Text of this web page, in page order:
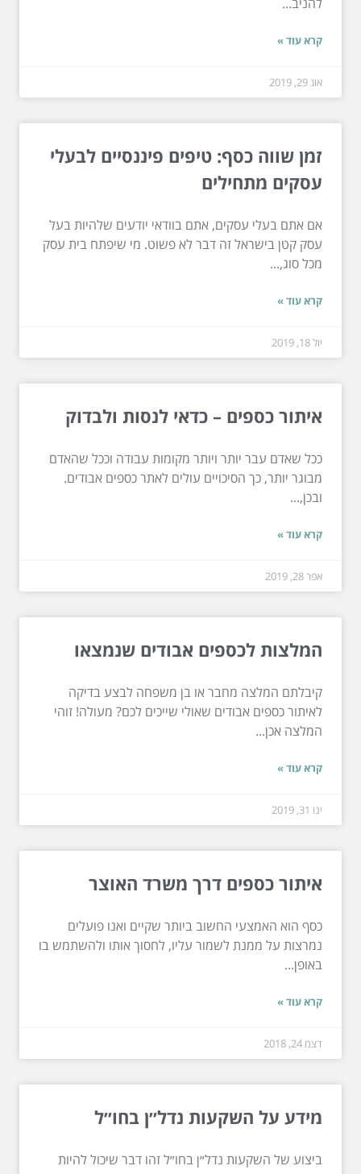
קרא עוד »
אוג 29, 2019
זמן שווה כסף: טיפים פיננסיים לבעלי
עסקים מתחילים
אם אתם בעלי עסקים, אתם בוודאי יודעים שלהיות בעל
עסק קטן בישראל זה דבר לא פשוט. מי שיפתח בית עסק
מכל סוג,...
קרא עוד »
יול 18, 2019
איתור כספים – כדאי לנסות ולבדוק
ככל שאדם עבר יותר ויותר מקומות עבודה וככל שהאדם
מבוגר יותר, כך הסיכויים עולים לאתר כספים אבודים.
ובכן,...
קרא עוד »
אפר 28, 2019
המלצות לכספים אבודים שנמצאו
קיבלתם המלצה מחבר או בן משפחה לבצע בדיקה
לאיתור כספים אבודים שאולי שייכים לכם? מעולה! זוהי
המלצה אכן...
קרא עוד »
ינו 31, 2019
איתור כספים דרך משרד האוצר
כסף הוא האמצעי החשוב ביותר שקיים ואנו פועלים
נמרצות על ממנת לשמור עליו, לחסוך אותו ולהשתמש בו
באופן...
קרא עוד »
דצמ 24, 2018
מידע על השקעות נדל״ן בחו״ל
ביצוע של השקעות נדל״ן בחו״ל זהו דבר שיכול להיות